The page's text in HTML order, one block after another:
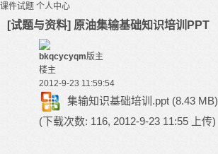
课件试题 个人中心
[试题与资料] 原油集输基础知识培训PPT
bkqcycyqm版主
楼主
2012-9-23 11:59:54
集输知识基础培训.ppt (8.43 MB)
(下载次数: 116, 2012-9-23 11:55 上传)